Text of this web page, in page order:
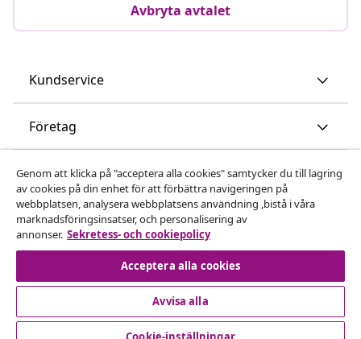
Avbryta avtalet
Kundservice
Företag
vidaXL
Upptäck mer
Genom att klicka på "acceptera alla cookies" samtycker du till lagring
av cookies på din enhet för att förbättra navigeringen på
webbplatsen, analysera webbplatsens användning ,bistå i våra
marknadsföringsinsatser, och personalisering av
annonser. Sekretess- och cookiepolicy
Acceptera alla cookies
Avvisa alla